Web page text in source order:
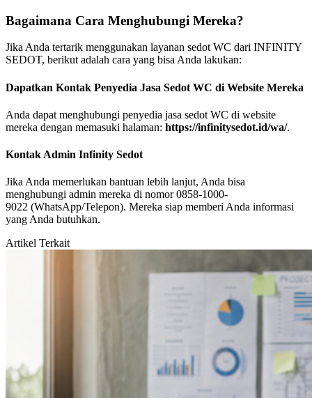
Bagaimana Cara Menghubungi Mereka?
Jika Anda tertarik menggunakan layanan sedot WC dari INFINITY
SEDOT, berikut adalah cara yang bisa Anda lakukan:
Dapatkan Kontak Penyedia Jasa Sedot WC di Website Mereka
Anda dapat menghubungi penyedia jasa sedot WC di website
mereka dengan memasuki halaman: https://infinitysedot.id/wa/.
Kontak Admin Infinity Sedot
Jika Anda memerlukan bantuan lebih lanjut, Anda bisa
menghubungi admin mereka di nomor 0858-1000-
9022 (WhatsApp/Telepon). Mereka siap memberi Anda informasi
yang Anda butuhkan.
Artikel Terkait